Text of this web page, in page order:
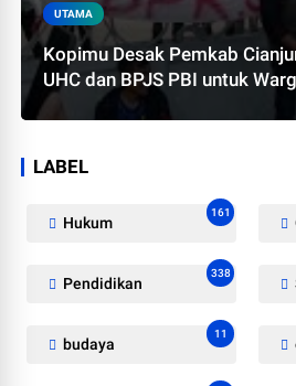
UTAMA
Kopimu Desak Pemkab
UHC dan BPJS PBI untuk
LABEL
Hukum
161
Pendidikan
338
budaya
11